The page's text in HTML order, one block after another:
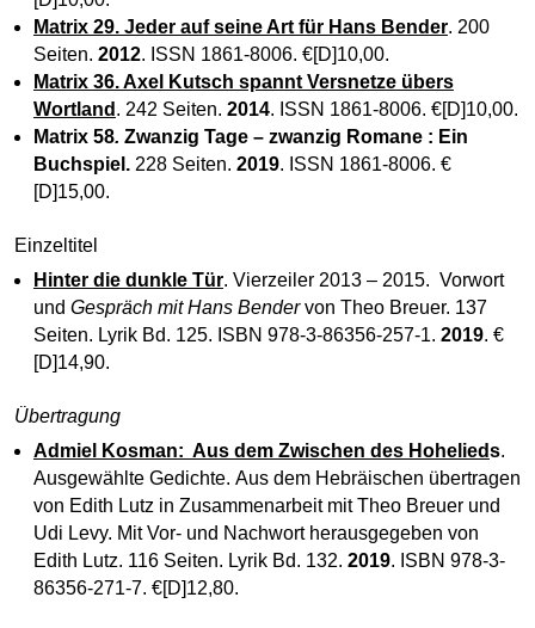
Matrix 29. Jeder auf seine Art für Hans Bender. 200
Seiten. 2012. ISSN 1861-8006. €[D]10,00.
Matrix 36. Axel Kutsch spannt Versnetze übers
Wortland . 242 Seiten. 2014. ISSN 1861-8006. €[D]10,00.
Matrix 58. Zwanzig Tage – zwanzig Romane : Ein
Buchspiel . 228 Seiten. 2019. ISSN 1861-8006. €
[D]15,00.
Einzeltitel
Hinter die dunkle Tür. Vierzeiler 2013 – 2015. Vorwort
und Gespräch mit Hans Bendervon Theo Breuer. 137
Seiten. Lyrik Bd. 125. ISBN 978-3-86356-257-1. 2019. €
[D]14,90.
Übertragung
Admiel Kosman: Aus dem Zwischen des Hohelieds.
Ausgewählte Gedichte. Aus dem Hebräischen übertragen
von Edith Lutz in Zusammenarbeit mit Theo Breuer und
Udi Levy. Mit Vor- und Nachwort herausgegeben von
Edith Lutz. 116 Seiten. Lyrik Bd. 132. 2019. ISBN 978-3-
86356-271-7. €[D]12,80.